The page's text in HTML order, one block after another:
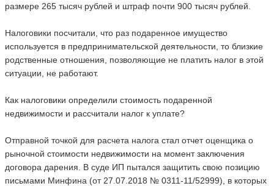
размере 265 тысяч рублей и штраф почти 900 тысяч рублей.
Налоговики посчитали, что раз подаренное имущество
используется в предпринимательской деятельности, то близкие
родственные отношения, позволяющие не платить налог в этой
ситуации, не работают.
Как налоговики определили стоимость подаренной
недвижимости и рассчитали налог к уплате?
Отправной точкой для расчета налога стал отчет оценщика о
рыночной стоимости недвижимости на момент заключения
договора дарения. В суде ИП пытался защитить свою позицию
письмами Минфина (от 27.07.2018 № 0311-11/52999), в которых